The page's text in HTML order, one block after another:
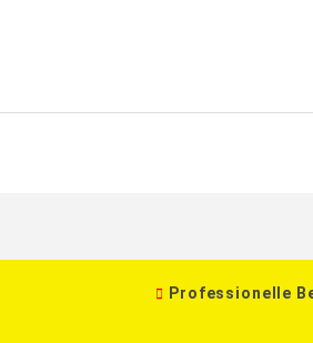
Professionelle